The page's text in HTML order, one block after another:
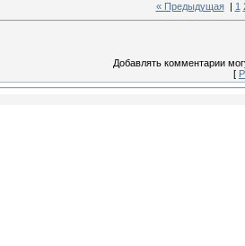
« Предыдущая| 1
Добавлять комментарии
[